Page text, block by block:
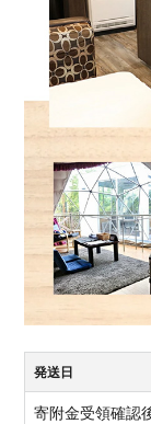
発送日
寄附金受領確認